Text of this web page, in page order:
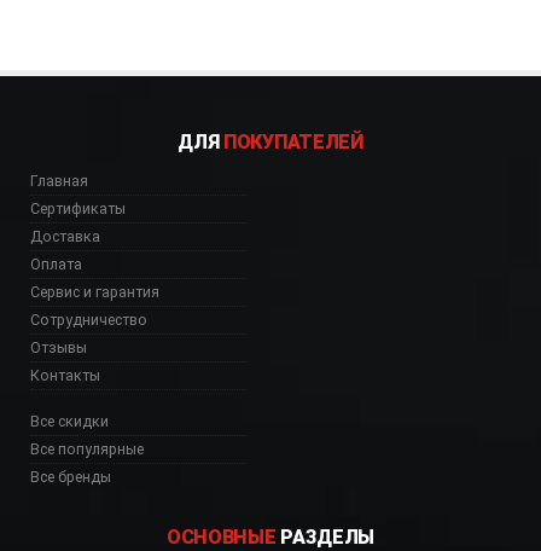
ДЛЯ ПОКУПАТЕЛЕЙ
Главная
Сертификаты
Доставка
Оплата
Сервис и гарантия
Сотрудничество
Отзывы
Контакты
Все скидки
Все популярные
Все бренды
ОСНОВНЫЕ РАЗДЕЛЫ